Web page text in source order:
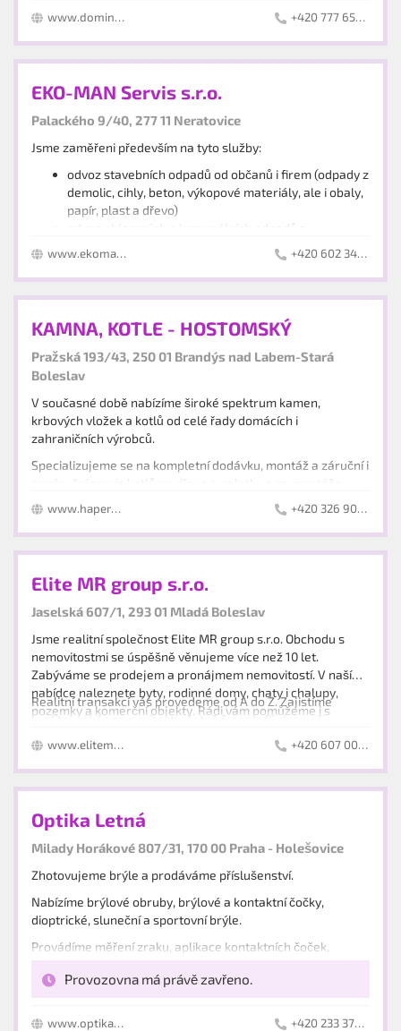
dlouholetými zkušenostmi v oboru. Spolupracujeme
výhradně s českými výrobci a dodavateli výtahů a
jednotlivých komponentů. Jsme řádnými členy Českého
sdružení pro výtahovou techniku.
www.dominik-servis.eu +420 777 650 255
EKO-MAN Servis s.r.o.
Palackého 9/40, 277 11 Neratovice
Jsme zaměřeni především na tyto služby:
odvoz stavebních odpadů od občanů i firem (odpady z
demolic, cihly, beton, výkopové materiály, ale i obaly,
papír, plast a dřevo)
odvoz objemných a komunálních odpadů z
domácností a firem (odpady z vyklízecích prací,
odvoz biologicky rozložitelných odpadů od obcí, firem
i soukromých osob (tráva, větve, listí apod.)
dovoz sypkých materiálů (písky, štěrky v různých
frakcích, kačírek, zemina)
dovoz mulčovací kůry a okrasného kamene
likvidace černých skládek
www.ekomanservis.cz +420 602 343 028
KAMNA, KOTLE - HOSTOMSKÝ
Pražská 193/43, 250 01 Brandýs nad Labem-Stará
Boleslav
V současné době nabízíme široké spektrum kamen,
krbových vložek a kotlů od celé řady domácích i
zahraničních výrobců.
Specializujeme se na kompletní dodávku, montáž a záruční i
pozáruční servis kotlů na dřevo a peletky a na montáže
systémů ústředního vytápění.
systému ústředního vytápění.
www.hapero.eu +420 326 906 959
Elite MR group s.r.o.
Jaselská 607/1, 293 01 Mladá Boleslav
Jsme realitní společnost Elite MR group s.r.o. Obchodu s
nemovitostmi se úspěšně věnujeme více než 10 let.
Zabýváme se prodejem a pronájmem nemovitostí. V naší
nabídce naleznete byty, rodinné domy, chaty i chalupy,
pozemky a komerční objekty. Rádi vám pomůžeme i s
Realitní transakcí vás provedeme od A do Z. Zajistíme
kvalitní náběr nemovitosti včetně fotografií, dronu či
videoprohlídky. Inzerát umístíme na realitní servery,
webové stránky i sociální sítě. Uskutečníme prohlídky a
vybereme vhodného zájemce. Poté zařídíme právní i
finanční servis, advokátní úschovu, katastr nemovitostí a
předání bytu včetně předávacího protokolu a přepisu
energií.
Kanceláře:
Jaselská 607/1, 293 01 Mladá Boleslav
www.elitemrgroup.cz +420 607 009 608
Optika Letná
Milady Horákové 807/31, 170 00 Praha - Holešovice
Zhotovujeme brýle a prodáváme příslušenství.
Nabízíme brýlové obruby, brýlové a kontaktní čočky,
dioptrické, sluneční a sportovní brýle.
Provádíme měření zraku, aplikace kontaktních čoček,
Provozovna má právě zavřeno.
www.optikaletna.cz +420 233 373 369